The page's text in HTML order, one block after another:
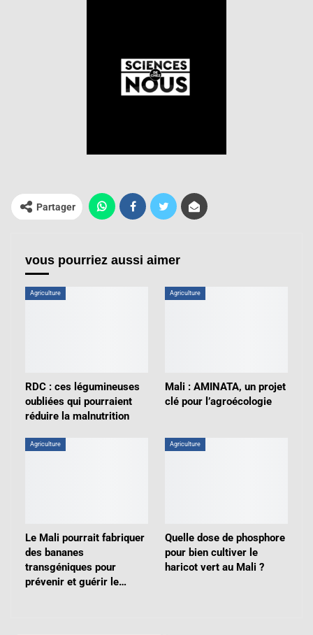
Partager
vous pourriez aussi aimer
Agriculture
RDC : ces légumineuses
oubliées qui pourraient
réduire la malnutrition
Agriculture
Mali : AMINATA, un projet
clé pour l’agroécologie
Agriculture
Le Mali pourrait fabriquer
des bananes
transgéniques pour
prévenir et guérir le…
Agriculture
Quelle dose de phosphore
pour bien cultiver le
haricot vert au Mali ?